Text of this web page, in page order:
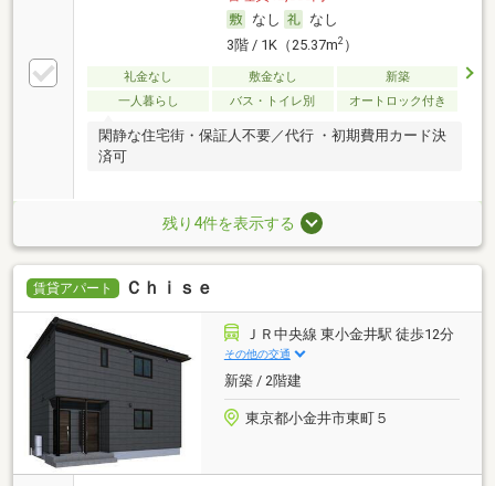
なし
なし
3階 / 1K（25.37m2）
礼金なし 敷金なし
新築
一人暮らし
バス・トイレ別 オートロック付き
閑静な住宅街・保証人不要／代行 ・初期費用カード決
済可
残り4件を表示する
賃貸アパート Ｃｈｉｓｅ
ＪＲ中央線 東小金井駅 徒歩12分
その他の交通
新築 / 2階建
東京都小金井市東町５